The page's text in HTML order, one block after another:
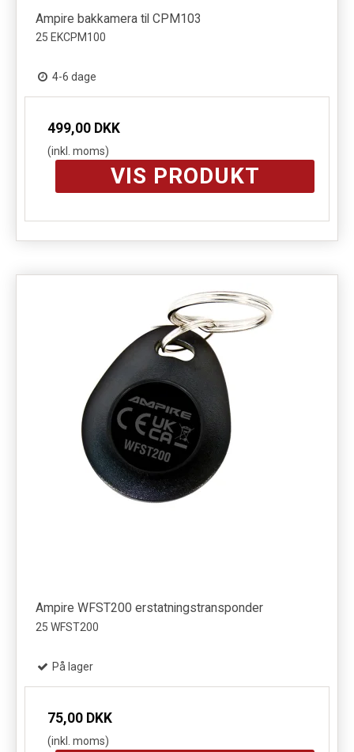
Ampire bakkamera til CPM103
25 EKCPM100
4-6 dage
499,00 DKK
(inkl. moms)
VIS PRODUKT
Ampire WFST200 erstatningstransponder
25 WFST200
På lager
75,00 DKK
(inkl. moms)